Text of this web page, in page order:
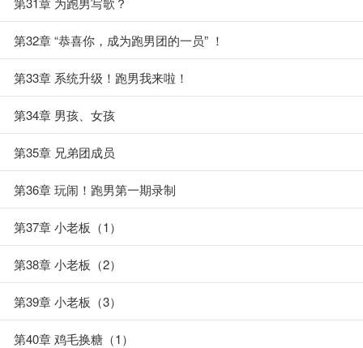
第32章 “恭喜你，成为跑男团的一员” ！
第33章 系统升级！跑男我来啦！
第34章 男孩、女孩
第35章 兄弟团成员
第36章 玩闹！跑男第一期录制
第37章 小老板（1）
第38章 小老板（2）
第39章 小老板（3）
第40章 鸡毛换糖（1）